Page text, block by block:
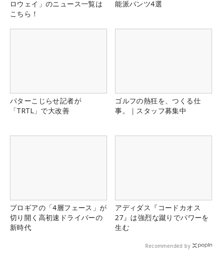
ロウェイ」のニュース一覧は
こちら！
能派パンツ4選
パターこじらせ記者が
「TRTL」で大改善
ゴルフの熱狂を、つくる仕
事。｜スタッフ募集中
プロギアの「4層フェース」が
切り開く高初速ドライバーの
新時代
アディダス『コードカオス
27』は強烈な蹴りでパワーを
生む
Recommended by